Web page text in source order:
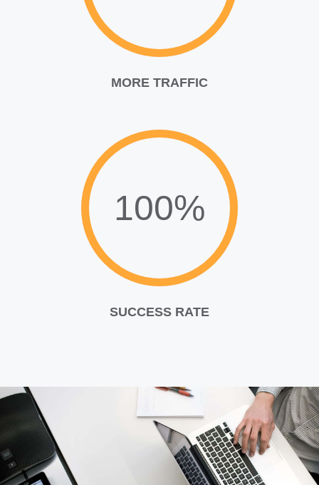
MORE TRAFFIC
100%
SUCCESS RATE